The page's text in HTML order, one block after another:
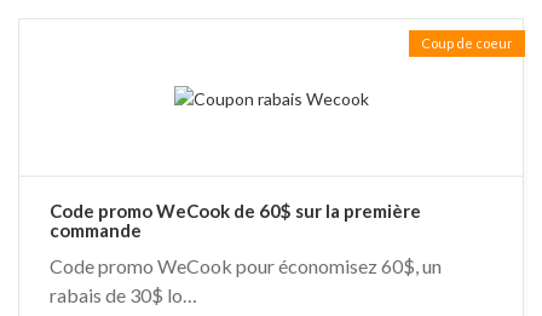
Coup de coeur
Code promo WeCook de 60$ sur la première
commande
Code promo WeCook pour économisez 60$, un
rabais de 30$ lo…